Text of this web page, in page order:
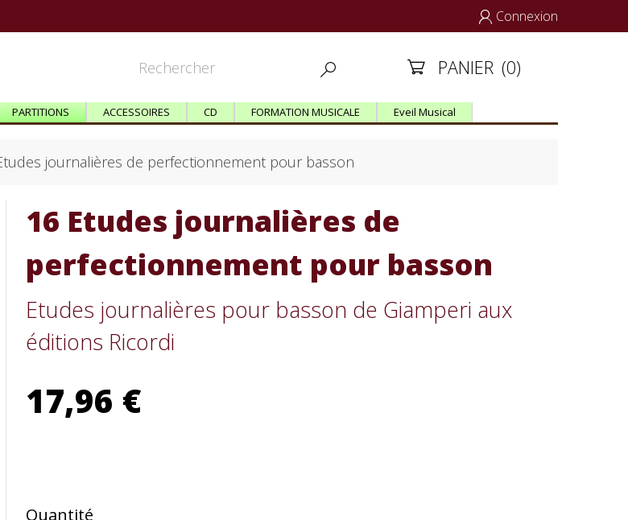
 Connexion
  PANIER (0)
PARTITIONS ACCESSOIRES CD FORMATION MUSICALE Eveil Musical
journalières de perfectionnement pour basson
16 Etudes journalières de
perfectionnement pour basson
Etudes journalières pour basson de Giamperi aux
éditions Ricordi
17,96 €
Quantité